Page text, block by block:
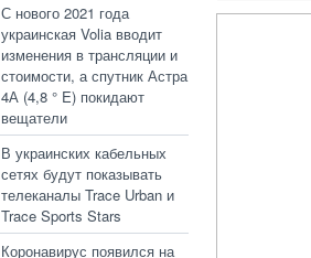
С нового 2021 года
украинская Volia вводит
изменения в трансляции и
стоимости, а спутник Астра
4А (4,8 ° E) покидают
вещатели
В украинских кабельных
сетях будут показывать
телеканалы Trace Urban и
Trace Sports Stars
Коронавирус появился на